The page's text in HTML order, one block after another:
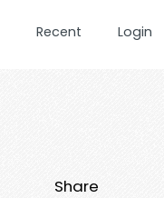
Recent Login
Share